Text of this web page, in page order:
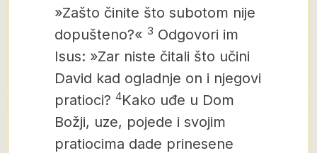
»Zašto činite što subotom nije
dopušteno?« 3 Odgovori im
Isus: »Zar niste čitali što učini
David kad ogladnje on i njegovi
pratioci? 4Kako uđe u Dom
Božji, uze, pojede i svojim
pratiocima dade prinesene